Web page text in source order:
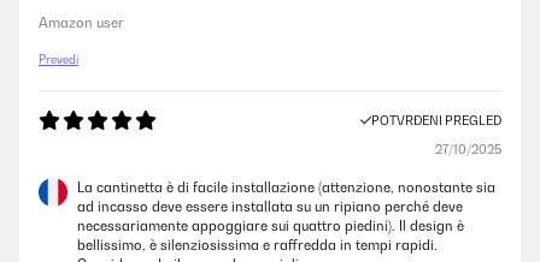
Amazon user
Prevedi
POTVRĐENI PREGLED
27/10/2025
La cantinetta è di facile installazione (attenzione, nonostante sia
ad incasso deve essere installata su un ripiano perché deve
necessariamente appoggiare sui quattro piedini). Il design è
bellissimo, è silenziosissima e raffredda in tempi rapidi.